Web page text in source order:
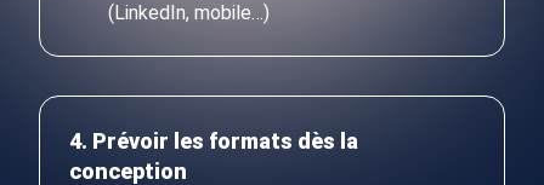
(LinkedIn, mobile…)
4. Prévoir les formats dès la
conception